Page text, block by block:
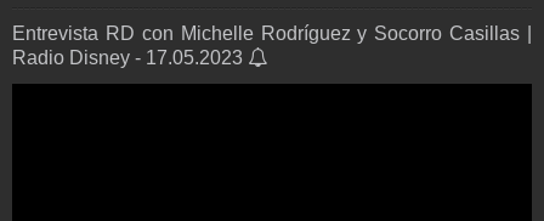
Entrevista RD con Michelle Rodríguez y Socorro Casillas |
Radio Disney - 17.05.2023